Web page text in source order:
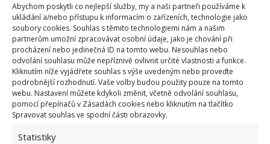
Abychom poskytli co nejlepší služby, my a naši partneři používáme k
ukládání a/nebo přístupu k informacím o zařízeních, technologie jako
soubory cookies. Souhlas s těmito technologiemi nám a našim
partnerům umožní zpracovávat osobní údaje, jako je chování při
procházení nebo jedinečná ID na tomto webu. Nesouhlas nebo
odvolání souhlasu může nepříznivě ovlivnit určité vlastnosti a funkce.
Kliknutím níže vyjádřete souhlas s výše uvedeným nebo proveďte
podrobnější rozhodnutí. Vaše volby budou použity pouze na tomto
webu. Nastavení můžete kdykoli změnit, včetně odvolání souhlasu,
pomocí přepínačů v Zásadách cookies nebo kliknutím na tlačítko
Spravovat souhlas ve spodní části obrazovky.
Statistiky
Fotografie: Pixabay
Bělicí zubní pasta
Vynikající jsou hlavně ty s obsahem aktivního uhlí.
Inkriminovaný prostor totiž parádně vydrhnou a
krásně vybělí. Proto jsou ideální i pro likvidaci plísně
v koupelně. Rozetřete pastu na plesnivá místa,